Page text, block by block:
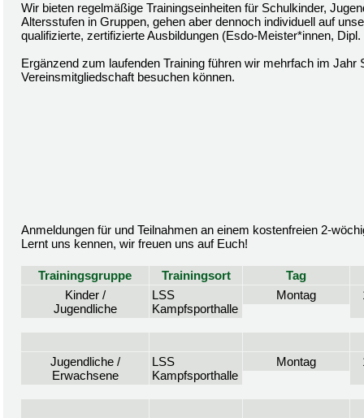
Wir bieten regelmäßige Trainingseinheiten für Schulkinder,
Altersstufen in Gruppen, gehen aber dennoch individuell auf
qualifizierte, zertifizierte Ausbildungen (Esdo-Meister*innen,
Ergänzend zum laufenden Training führen wir mehrfach im
Vereinsmitgliedschaft besuchen können.
Anmeldungen für und Teilnahmen an einem kostenfreien 2-
Lernt uns kennen, wir freuen uns auf Euch!
Trainingsgruppe Trainingsort
Tag
Kinder /
Jugendliche
LSS
Kampfsporthalle
Montag
Jugendliche /
Erwachsene
LSS
Kampfsporthalle
Montag